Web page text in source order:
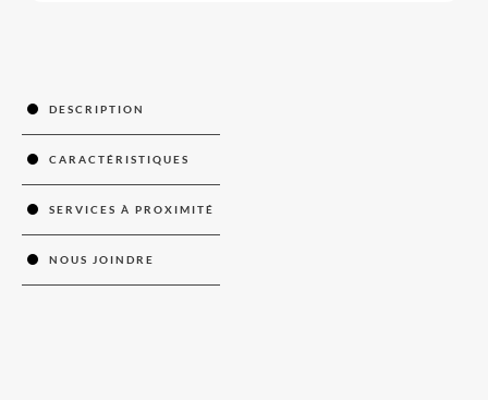
DESCRIPTION
CARACTÉRISTIQUES
SERVICES À PROXIMITÉ
NOUS JOINDRE